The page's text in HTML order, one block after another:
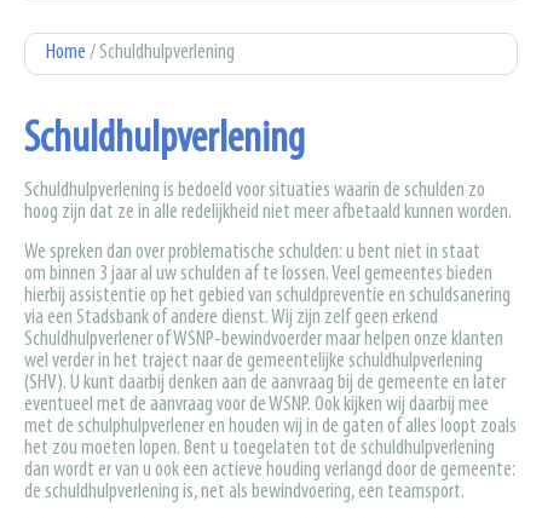
U bent hier
Home / Schuldhulpverlening
Schuldhulpverlening
Schuldhulpverlening is bedoeld voor situaties waarin de schulden zo
hoog zijn dat ze in alle redelijkheid niet meer afbetaald kunnen worden.
We spreken dan over problematische schulden: u bent niet in staat
om binnen 3 jaar al uw schulden af te lossen. Veel gemeentes bieden
hierbij assistentie op het gebied van schuldpreventie en schuldsanering
via een Stadsbank of andere dienst. Wij zijn zelf geen erkend
Schuldhulpverlener of WSNP-bewindvoerder maar helpen onze klanten
wel verder in het traject naar de gemeentelijke schuldhulpverlening
(SHV). U kunt daarbij denken aan de aanvraag bij de gemeente en later
eventueel met de aanvraag voor de WSNP. Ook kijken wij daarbij mee
met de schulphulpverlener en houden wij in de gaten of alles loopt zoals
het zou moeten lopen. Bent u toegelaten tot de schuldhulpverlening
dan wordt er van u ook een actieve houding verlangd door de gemeente:
de schuldhulpverlening is, net als bewindvoering, een teamsport.